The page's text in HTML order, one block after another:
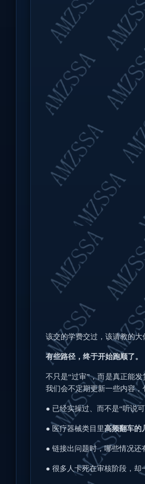
该交的学费交过，该请教的大
有些路径，终于开始跑顺了。
不只是“过审”，而是真正能
我们会不定期更新一些内容，
● 已经实操过、而不是“听说
● 医疗器械类目里高频翻车的
● 链接出问题时，哪些情况还
● 很多人卡死在审核阶段，却